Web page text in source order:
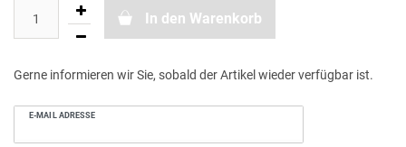
In den Warenkorb
Gerne informieren wir Sie, sobald der Artikel wieder verfügbar ist.
E-MAIL ADRESSE